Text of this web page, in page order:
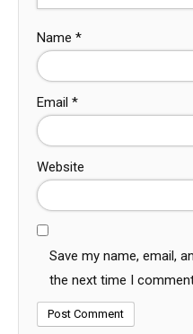
Name *
Email *
Website
Save my name, email,
the next time I